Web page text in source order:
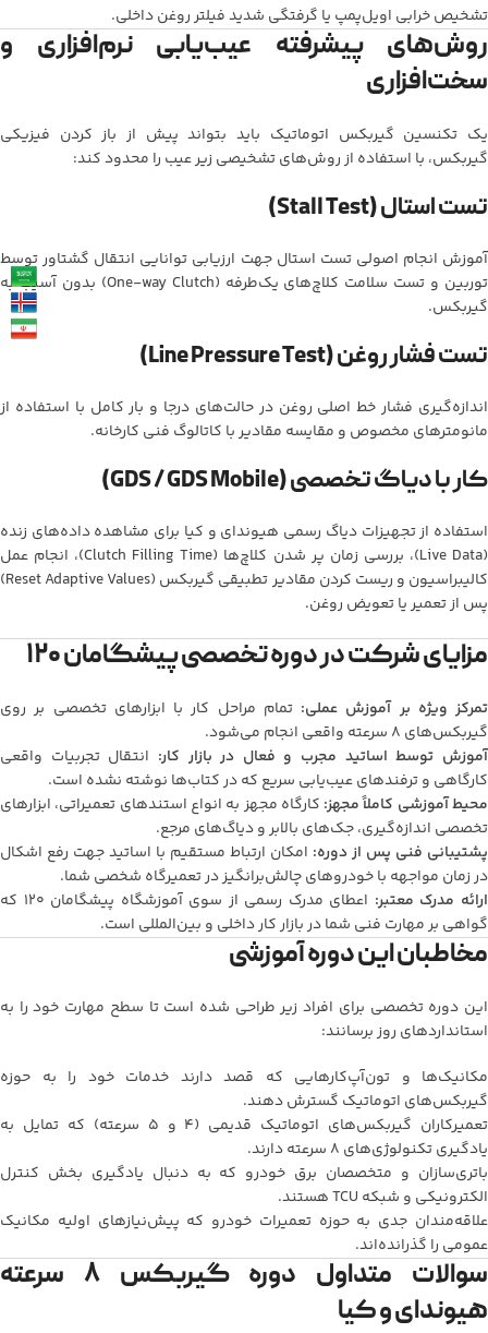
تشخیص خرابی اویل‌پمپ یا گرفتگی شدید فیلتر روغن داخلی.
روش‌های پیشرفته عیب‌یابی نرم‌افزاری و
سخت‌افزاری
یک تکنسین گیربکس اتوماتیک باید بتواند پیش از باز کردن فیزیکی
گیربکس، با استفاده از روش‌های تشخیصی زیر عیب را محدود کند:
تست استال (Stall Test)
آموزش انجام اصولی تست استال جهت ارزیابی توانایی انتقال گشتاور توسط
توربین و تست سلامت کلاچ‌های یک‌طرفه (One-way Clutch) بدون آسیب به
گیربکس.
تست فشار روغن (Line Pressure Test)
اندازه‌گیری فشار خط اصلی روغن در حالت‌های درجا و بار کامل با استفاده از
مانومترهای مخصوص و مقایسه مقادیر با کاتالوگ فنی کارخانه.
کار با دیاگ تخصصی (GDS / GDS Mobile)
استفاده از تجهیزات دیاگ رسمی هیوندای و کیا برای مشاهده داده‌های زنده
(Live Data)، بررسی زمان پر شدن کلاچ‌ها (Clutch Filling Time)، انجام عمل
کالیبراسیون و ریست کردن مقادیر تطبیقی گیربکس (Reset Adaptive Values)
پس از تعمیر یا تعویض روغن.
مزایای شرکت در دوره تخصصی پیشگامان ۱۲۰
تمرکز ویژه بر آموزش عملی: تمام مراحل کار با ابزارهای تخصصی بر روی
گیربکس‌های ۸ سرعته واقعی انجام می‌شود.
آموزش توسط اساتید مجرب و فعال در بازار کار: انتقال تجربیات واقعی
کارگاهی و ترفندهای عیب‌یابی سریع که در کتاب‌ها نوشته نشده است.
محیط آموزشی کاملاً مجهز: کارگاه مجهز به انواع استندهای تعمیراتی، ابزارهای
تخصصی اندازه‌گیری، جک‌های بالابر و دیاگ‌های مرجع.
پشتیبانی فنی پس از دوره: امکان ارتباط مستقیم با اساتید جهت رفع اشکال
در زمان مواجهه با خودروهای چالش‌برانگیز در تعمیرگاه شخصی شما.
ارائه مدرک معتبر:
اعطای مدرک رسمی از سوی آموزشگاه پیشگامان ۱۲۰ که
گواهی بر مهارت فنی شما در بازار کار داخلی و بین‌المللی است.
مخاطبان این دوره آموزشی
این دوره تخصصی برای افراد زیر طراحی شده است تا سطح مهارت خود را به
استانداردهای روز برسانند:
مکانیک‌ها و تون‌آپ‌کارهایی که قصد دارند خدمات خود را به حوزه
گیربکس‌های اتوماتیک گسترش دهند.
تعمیرکاران گیربکس‌های اتوماتیک قدیمی (۴ و ۵ سرعته) که تمایل به
یادگیری تکنولوژی‌های ۸ سرعته دارند.
باتری‌سازان و متخصصان برق خودرو که به دنبال یادگیری بخش کنترل
الکترونیکی و شبکه TCU هستند.
علاقه‌مندان جدی به حوزه تعمیرات خودرو که پیش‌نیازهای اولیه مکانیک
عمومی را گذرانده‌اند.
سوالات متداول دوره گیربکس ۸ سرعته
هیوندای و کیا